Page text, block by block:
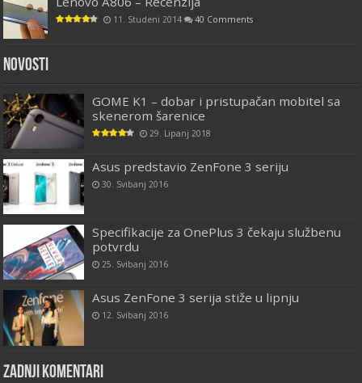
11. Studeni 2014 40 Comments
Novosti
GOME K1 – dobar i pristupačan mobitel sa
skenerom šarenice
29. Lipanj 2018
Asus predstavio ZenFone 3 seriju
30. Svibanj 2016
Specifikacije za OnePlus 3 čekaju službenu
potvrdu
25. Svibanj 2016
Asus ZenFone 3 serija stiže u lipnju
12. Svibanj 2016
Zadnji komentari